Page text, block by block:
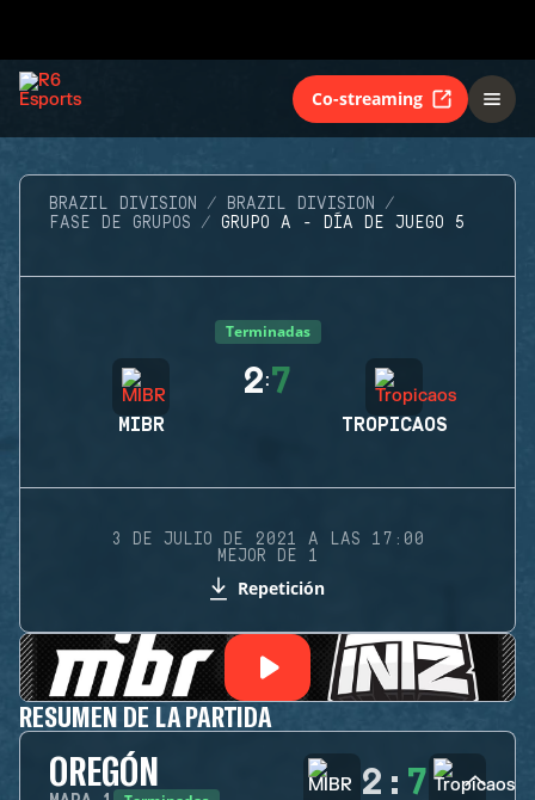
Co-streaming
BRAZIL DIVISION
BRAZIL DIVISION
FASE DE GRUPOS
GRUPO A - DÍA DE JUEGO 5
Terminadas
MIBR
2:7
TROPICAOS
3 DE JULIO DE 2021 A LAS 17:00
MEJOR DE 1
Repetición
RESUMEN DE LA PARTIDA
OREGÓN 2 : 7